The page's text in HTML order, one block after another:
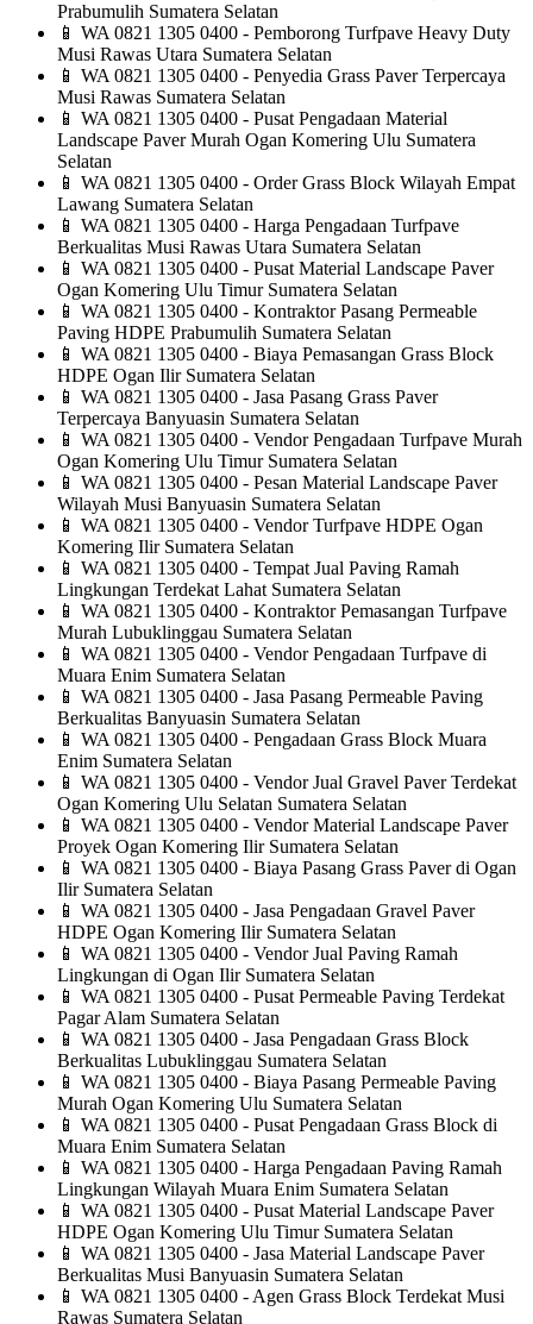
Prabumulih Sumatera Selatan
📱 WA 0821 1305 0400 - Pemborong Turfpave Heavy Duty
Musi Rawas Utara Sumatera Selatan
📱 WA 0821 1305 0400 - Penyedia Grass Paver Terpercaya
Musi Rawas Sumatera Selatan
📱 WA 0821 1305 0400 - Pusat Pengadaan Material
Landscape Paver Murah Ogan Komering Ulu Sumatera
Selatan
📱 WA 0821 1305 0400 - Order Grass Block Wilayah Empat
Lawang Sumatera Selatan
📱 WA 0821 1305 0400 - Harga Pengadaan Turfpave
Berkualitas Musi Rawas Utara Sumatera Selatan
📱 WA 0821 1305 0400 - Pusat Material Landscape Paver
Ogan Komering Ulu Timur Sumatera Selatan
📱 WA 0821 1305 0400 - Kontraktor Pasang Permeable
Paving HDPE Prabumulih Sumatera Selatan
📱 WA 0821 1305 0400 - Biaya Pemasangan Grass Block
HDPE Ogan Ilir Sumatera Selatan
📱 WA 0821 1305 0400 - Jasa Pasang Grass Paver
Terpercaya Banyuasin Sumatera Selatan
📱 WA 0821 1305 0400 - Vendor Pengadaan Turfpave Murah
Ogan Komering Ulu Timur Sumatera Selatan
📱 WA 0821 1305 0400 - Pesan Material Landscape Paver
Wilayah Musi Banyuasin Sumatera Selatan
📱 WA 0821 1305 0400 - Vendor Turfpave HDPE Ogan
Komering Ilir Sumatera Selatan
📱 WA 0821 1305 0400 - Tempat Jual Paving Ramah
Lingkungan Terdekat Lahat Sumatera Selatan
📱 WA 0821 1305 0400 - Kontraktor Pemasangan Turfpave
Murah Lubuklinggau Sumatera Selatan
📱 WA 0821 1305 0400 - Vendor Pengadaan Turfpave di
Muara Enim Sumatera Selatan
📱 WA 0821 1305 0400 - Jasa Pasang Permeable Paving
Berkualitas Banyuasin Sumatera Selatan
📱 WA 0821 1305 0400 - Pengadaan Grass Block Muara
Enim Sumatera Selatan
📱 WA 0821 1305 0400 - Vendor Jual Gravel Paver Terdekat
Ogan Komering Ulu Selatan Sumatera Selatan
📱 WA 0821 1305 0400 - Vendor Material Landscape Paver
Proyek Ogan Komering Ilir Sumatera Selatan
📱 WA 0821 1305 0400 - Biaya Pasang Grass Paver di Ogan
Ilir Sumatera Selatan
📱 WA 0821 1305 0400 - Jasa Pengadaan Gravel Paver
HDPE Ogan Komering Ilir Sumatera Selatan
📱 WA 0821 1305 0400 - Vendor Jual Paving Ramah
Lingkungan di Ogan Ilir Sumatera Selatan
📱 WA 0821 1305 0400 - Pusat Permeable Paving Terdekat
Pagar Alam Sumatera Selatan
📱 WA 0821 1305 0400 - Jasa Pengadaan Grass Block
Berkualitas Lubuklinggau Sumatera Selatan
📱 WA 0821 1305 0400 - Biaya Pasang Permeable Paving
Murah Ogan Komering Ulu Sumatera Selatan
📱 WA 0821 1305 0400 - Pusat Pengadaan Grass Block di
Muara Enim Sumatera Selatan
📱 WA 0821 1305 0400 - Harga Pengadaan Paving Ramah
Lingkungan Wilayah Muara Enim Sumatera Selatan
📱 WA 0821 1305 0400 - Pusat Material Landscape Paver
HDPE Ogan Komering Ulu Timur Sumatera Selatan
📱 WA 0821 1305 0400 - Jasa Material Landscape Paver
Berkualitas Musi Banyuasin Sumatera Selatan
📱 WA 0821 1305 0400 - Agen Grass Block Terdekat Musi
Rawas Sumatera Selatan